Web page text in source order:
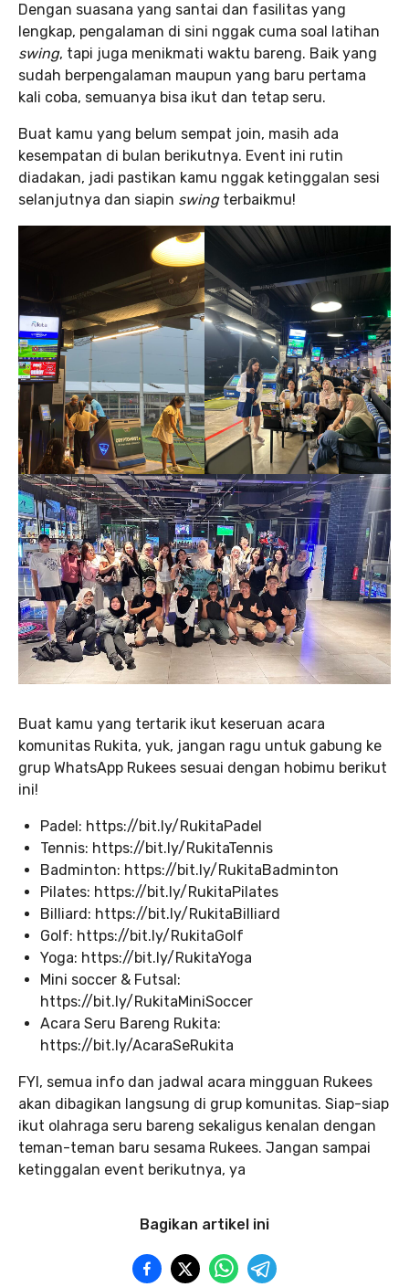
Dengan suasana yang santai dan fasilitas yang
lengkap, pengalaman di sini nggak cuma soal latihan
swing, tapi juga menikmati waktu bareng. Baik yang
sudah berpengalaman maupun yang baru pertama
kali coba, semuanya bisa ikut dan tetap seru.
Buat kamu yang belum sempat join, masih ada
kesempatan di bulan berikutnya. Event ini rutin
diadakan, jadi pastikan kamu nggak ketinggalan sesi
selanjutnya dan siapin swing terbaikmu!
Buat kamu yang tertarik ikut keseruan acara
komunitas Rukita, yuk, jangan ragu untuk gabung ke
grup WhatsApp Rukees sesuai dengan hobimu berikut
ini!
Padel: https://bit.ly/RukitaPadel
Tennis: https://bit.ly/RukitaTennis
Badminton: https://bit.ly/RukitaBadminton
Pilates: https://bit.ly/RukitaPilates
Billiard: https://bit.ly/RukitaBilliard
Golf: https://bit.ly/RukitaGolf
Yoga: https://bit.ly/RukitaYoga
Mini soccer & Futsal:
https://bit.ly/RukitaMiniSoccer
Acara Seru Bareng Rukita:
https://bit.ly/AcaraSeRukita
FYI, semua info dan jadwal acara mingguan Rukees
akan dibagikan langsung di grup komunitas. Siap-siap
ikut olahraga seru bareng sekaligus kenalan dengan
teman-teman baru sesama Rukees. Jangan sampai
ketinggalan event berikutnya, ya
Bagikan artikel ini